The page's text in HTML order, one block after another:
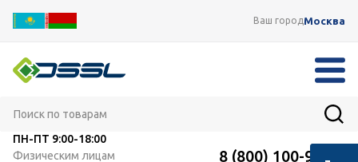
Ваш городМосква
ПН-ПТ 9:00-18:00
Физическим лицам
8 (800) 100-91-12